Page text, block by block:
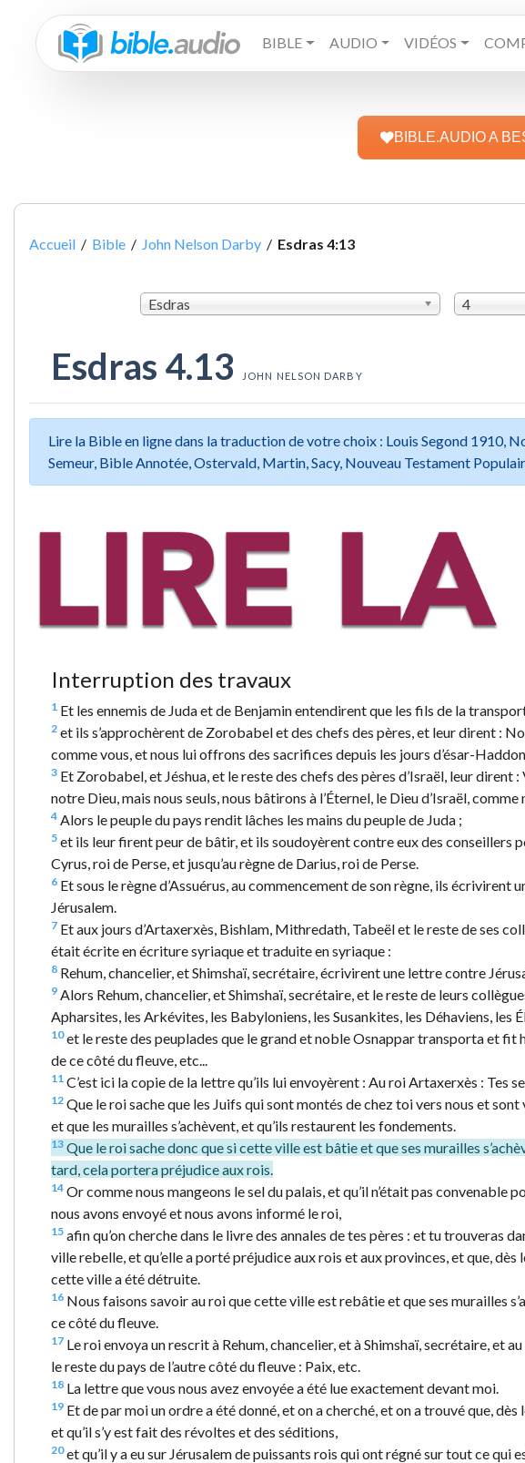
BIBLE AUDIO VIDÉOS
BIBLE.AUDIO A
Accueil / Bible / John Nelson Darby / Esdras 4:13
Esdras 4
Esdras 4.13 JOHN NELSON DARBY
Lire la Bible en ligne dans la traduction de votre choix : Louis Segond 1910,
Semeur, Bible Annotée, Ostervald, Martin, Sacy, Nouveau Testament
Interruption des travaux
1 Et les ennemis de Juda et de Benjamin entendirent que les fils de la
2 et ils s’approchèrent de Zorobabel et des chefs des pères, et leur dirent :
comme vous, et nous lui offrons des sacrifices depuis les jours d’ésar-
3 Et Zorobabel, et Jéshua, et le reste des chefs des pères d’Israël, leur dirent
notre Dieu, mais nous seuls, nous bâtirons à l’Éternel, le Dieu d’Israël, comme
4 Alors le peuple du pays rendit lâches les mains du peuple de Juda ;
5 et ils leur firent peur de bâtir, et ils soudoyèrent contre eux des conseillers
Cyrus, roi de Perse, et jusqu’au règne de Darius, roi de Perse.
6 Et sous le règne d’Assuérus, au commencement de son règne, ils
Jérusalem.
7 Et aux jours d’Artaxerxès, Bishlam, Mithredath, Tabeël et le reste de ses
était écrite en écriture syriaque et traduite en syriaque :
8 Rehum, chancelier, et Shimshaï, secrétaire, écrivirent une lettre contre
9 Alors Rehum, chancelier, et Shimshaï, secrétaire, et le reste de leurs
Apharsites, les Arkévites, les Babyloniens, les Susankites, les Déhaviens, les
10et le reste des peuplades que le grand et noble Osnappar transporta et fit
de ce côté du fleuve, etc...
11 C’est ici la copie de la lettre qu’ils lui envoyèrent : Au roi Artaxerxès : Tes
12 Que le roi sache que les Juifs qui sont montés de chez toi vers nous et
et que les murailles s’achèvent, et qu’ils restaurent les fondements.
13 Que le roi sache donc que si cette ville est bâtie et que ses murailles
tard, cela portera préjudice aux rois.
14 Or comme nous mangeons le sel du palais, et qu’il n’était pas convenable
nous avons envoyé et nous avons informé le roi,
15 afin qu’on cherche dans le livre des annales de tes pères : et tu trouveras
ville rebelle, et qu’elle a porté préjudice aux rois et aux provinces, et que,
cette ville a été détruite.
16 Nous faisons savoir au roi que cette ville est rebâtie et que ses murailles
ce côté du fleuve.
17 Le roi envoya un rescrit à Rehum, chancelier, et à Shimshaï, secrétaire, et
le reste du pays de l’autre côté du fleuve : Paix, etc.
18 La lettre que vous nous avez envoyée a été lue exactement devant moi.
19 Et de par moi un ordre a été donné, et on a cherché, et on a trouvé que,
et qu’il s’y est fait des révoltes et des séditions,
20et qu’il y a eu sur Jérusalem de puissants rois qui ont régné sur tout ce qui